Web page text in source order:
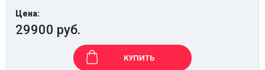
Цена:
29900 руб.
КУПИТЬ